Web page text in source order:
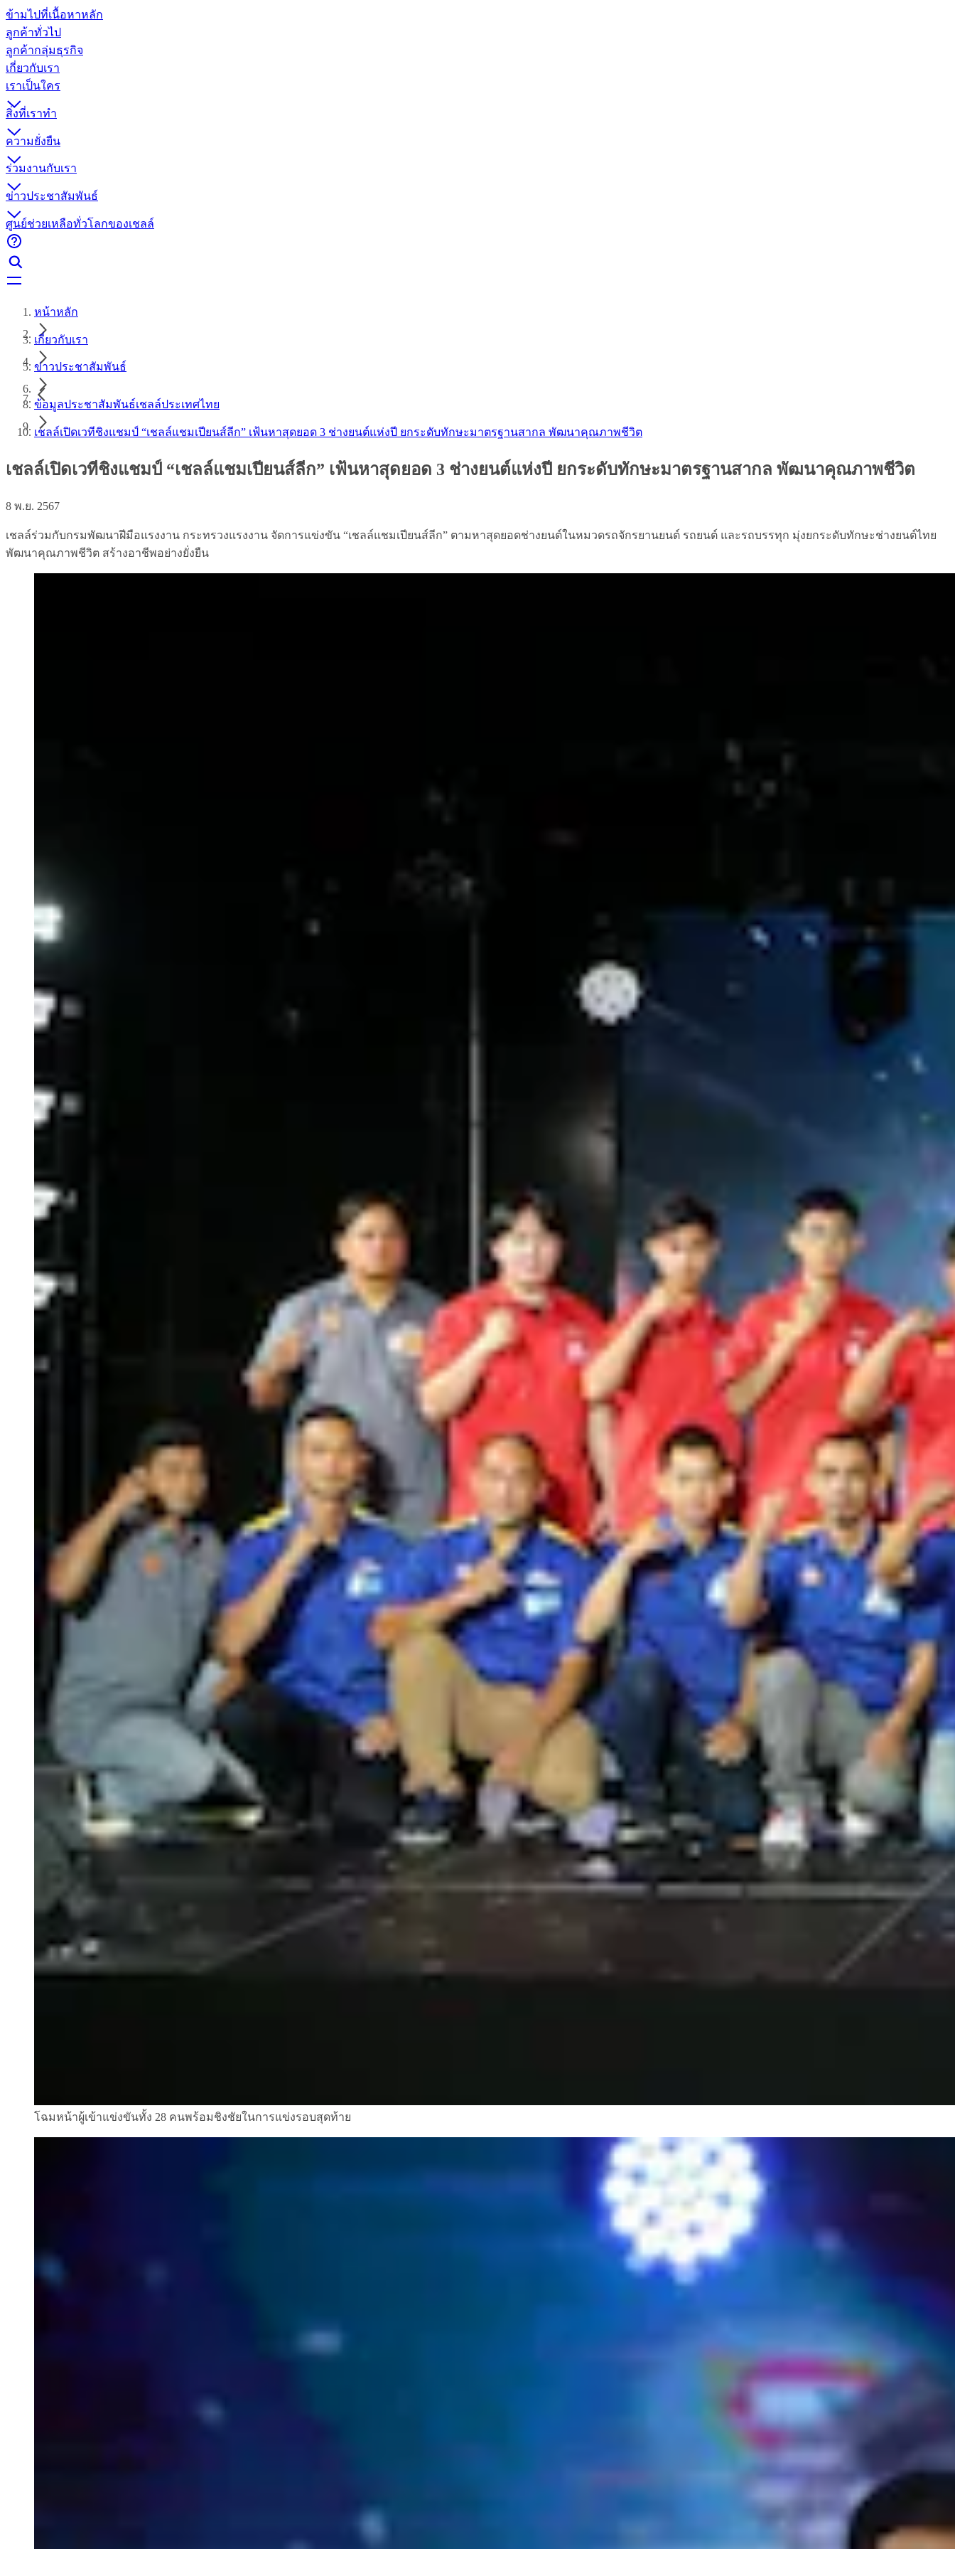
ข้ามไปที่เนื้อหาหลัก
ลูกค้าทั่วไป
ลูกค้ากลุ่มธุรกิจ
เกี่ยวกับเรา
เราเป็นใคร
สิ่งที่เราทำ
ความยั่งยืน
ร่วมงานกับเรา
ข่าวประชาสัมพันธ์
ศูนย์ช่วยเหลือทั่วโลกของเชลล์
หน้าหลัก
เกี่ยวกับเรา
ข่าวประชาสัมพันธ์
ข้อมูลประชาสัมพันธ์เชลล์ประเทศไทย
เชลล์เปิดเวทีชิงแชมป์ “เชลล์แชมเปียนส์ลีก” เฟ้นหาสุดยอด 3 ช่างยนต์แห่งปี ยกระดับทักษะมาตรฐานสากล พัฒนาคุณภาพชีวิต
เชลล์เปิดเวทีชิงแชมป์ “เชลล์แชมเปียนส์ลีก” เฟ้นหาสุดยอด 3 ช่างยนต์แห่งปี ยกระดับทักษะมาตรฐานสากล พัฒนาคุณภาพชีวิต
8 พ.ย. 2567
เชลล์ร่วมกับกรมพัฒนาฝีมือแรงงาน กระทรวงแรงงาน จัดการแข่งขัน “เชลล์แชมเปียนส์ลีก” ตามหาสุดยอดช่างยนต์ในหมวดรถจักรยานยนต์ รถยนต์ และรถบรรทุก มุ่งยกระดับทักษะช่างยนต์ไทย
พัฒนาคุณภาพชีวิต สร้างอาชีพอย่างยั่งยืน
โฉมหน้าผู้เข้าแข่งขันทั้ง 28 คนพร้อมชิงชัยในการแข่งรอบสุดท้าย